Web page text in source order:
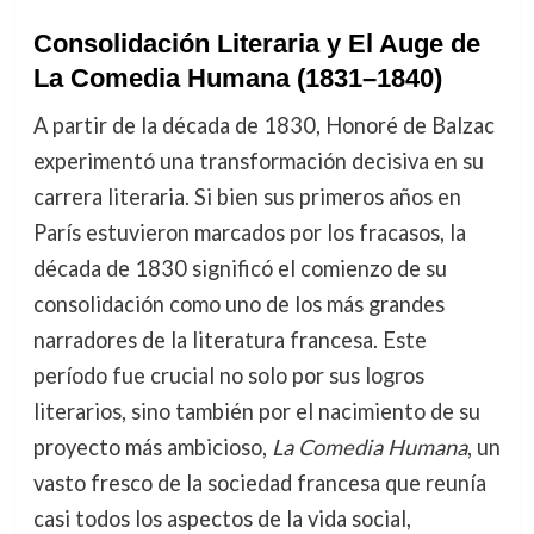
Consolidación Literaria y El Auge de
La Comedia Humana (1831–1840)
A partir de la década de 1830, Honoré de Balzac
experimentó una transformación decisiva en su
carrera literaria. Si bien sus primeros años en
París estuvieron marcados por los fracasos, la
década de 1830 significó el comienzo de su
consolidación como uno de los más grandes
narradores de la literatura francesa. Este
período fue crucial no solo por sus logros
literarios, sino también por el nacimiento de su
proyecto más ambicioso, La Comedia Humana, un
vasto fresco de la sociedad francesa que reunía
casi todos los aspectos de la vida social,